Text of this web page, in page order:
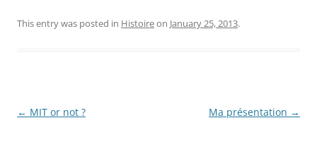
This entry was posted in Histoireon January 25, 2013.
Post
← MIT or not ? Ma présentation →